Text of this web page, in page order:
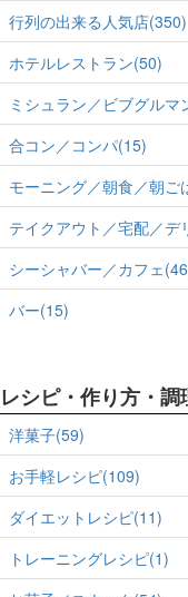
行列の出来る人気店(350)
ホテルレストラン(50)
ミシュラン／ビブグルマ
合コン／コンパ(15)
モーニング／朝食／朝ご
テイクアウト／宅配／デ
シーシャバー／カフェ
バー(15)
レシピ・作り方・調
洋菓子(59)
お手軽レシピ(109)
ダイエットレシピ(11)
トレーニングレシピ(1)